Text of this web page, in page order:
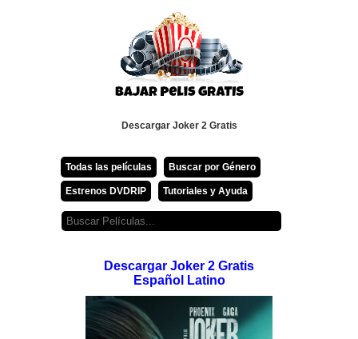
Descargar Joker 2 Gratis
Todas las películas Buscar por Género
Estrenos DVDRIP Tutoriales y Ayuda
Descargar Joker 2 Gratis
Español Latino